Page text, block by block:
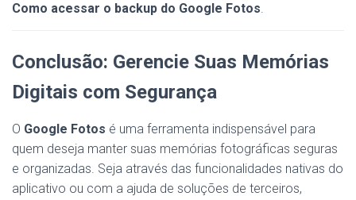
Como acessar o backup do Google Fotos.
Conclusão: Gerencie Suas Memórias
Digitais com Segurança
O Google Fotos é uma ferramenta indispensável para
quem deseja manter suas memórias fotográficas seguras
e organizadas. Seja através das funcionalidades nativas do
aplicativo ou com a ajuda de soluções de terceiros,